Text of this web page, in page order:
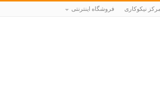
نیکوکاری فروشگاه اینترنتی